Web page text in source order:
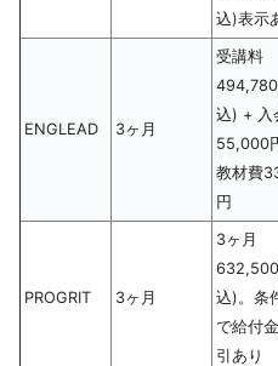
込)表示
ENGLEAD 3ヶ月
受講料
込) + 入
55,000
教材費
円
PROGRIT 3ヶ月
3ヶ月
込)。条
で給付
引あり